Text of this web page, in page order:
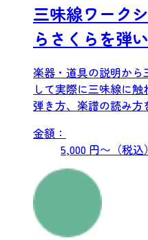
三味線ワーク
らさくらを弾
楽器・道具の説明から
して実際に三味線に触
弾き方、楽譜の読み方
金額：
5,000 円〜（税込）